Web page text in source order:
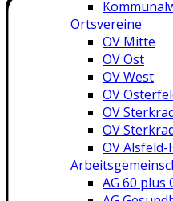
Ortsvereine
OV Mitte
OV Ost
OV West
OV
OV
OV
OV
AG 60 plus